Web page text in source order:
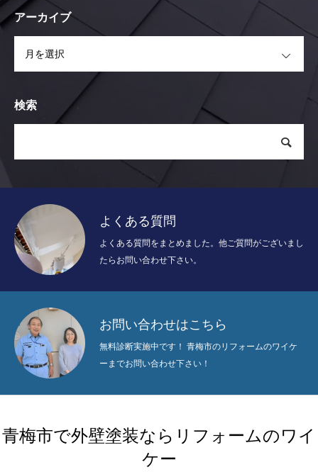
アーカイブ
検索
よくある質問
よくある質問をまとめました。他ご質問がございまし
たらお問い合わせ下さい。
お問い合わせはこちら
無料診断実施中です！ 青梅市のリフォームのワイケ
ーまでお問い合わせ下さい！
青梅市で外壁塗装ならリフォームのワイ
ケー